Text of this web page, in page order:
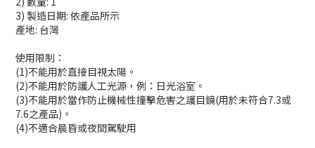
3) 製造日期: 依產品所示
產地: 台灣
使用限制：
(1)不能用於直接目視太陽。
(2)不能用於防護人工光源，例：日光浴室。
(3)不能用於當作防止機械性撞擊危害之護目鏡(用於未符合7.3或
7.6之產品)。
(4)不適合晨昏或夜間駕駛用